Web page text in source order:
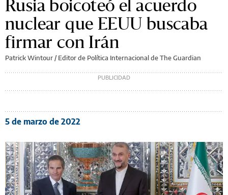
Rusia boicoteó el acuerdo
nuclear que EEUU buscaba
firmar con Irán
Patrick Wintour / Editor de Política Internacional de The Guardian
5 de marzo de 2022